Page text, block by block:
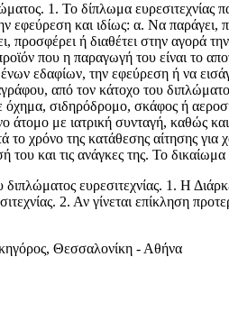
1. Το δίπλωμα ευρεσιτεχνίας
εφεύρεση και ιδίως: α. Να παράγει,
προσφέρει ή διαθέτει στην αγορά
που η παραγωγή του είναι το
εδαφίων, την εφεύρεση ή να
από τον κάτοχο του
σιδηρόδρομο, σκάφος ή
άτομο με ιατρική συνταγή, καθώς
το χρόνο της κατάθεσης αίτησης για
του και τις ανάγκες της. Το
ευρεσιτεχνίας. 1. Η
2. Αν γίνεται επίκληση
Θεσσαλονίκη - Αθήνα